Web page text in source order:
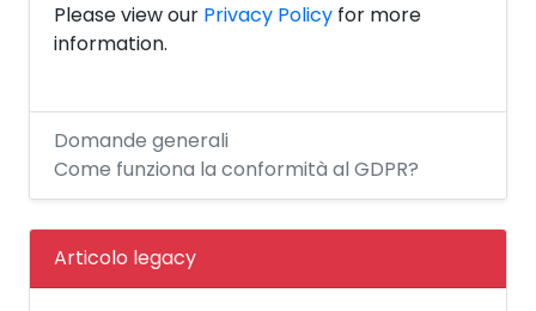
Please view our Privacy Policy for more
information.
Domande generali
Come funziona la conformità al GDPR?
Articolo legacy